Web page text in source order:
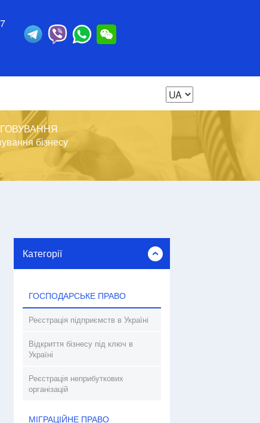
бізнесу
Категорії
ГОСПОДАРСЬКЕ ПРАВО
Реєстрація підприємств в Україні
Відкриття бізнесу під ключ в
Україні
Реєстрація неприбуткових
організацій
МІГРАЦІЙНЕ ПРАВО